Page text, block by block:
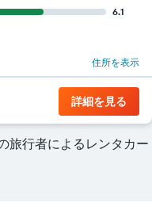
6.1
住所を表示
詳細を見る
旅行者によるレンタカー